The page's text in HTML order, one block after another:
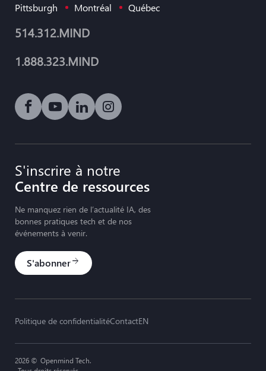
Pittsburgh Montréal Québec
514.312.MIND
1.888.323.MIND
Lien vers les médias sociaux icône-facebook
Lien vers les médias sociaux icône-youtube-
Lien vers les médias sociaux icône-
Lien vers les médias sociaux
S'inscrire à notre
Centre de ressources
Ne manquez rien de l’actualité IA, des
bonnes pratiques tech et de nos
événements à venir.
S'abonnerarrow_forward
Politique de confidentialitéContactEN
2026 © Openmind Tech.